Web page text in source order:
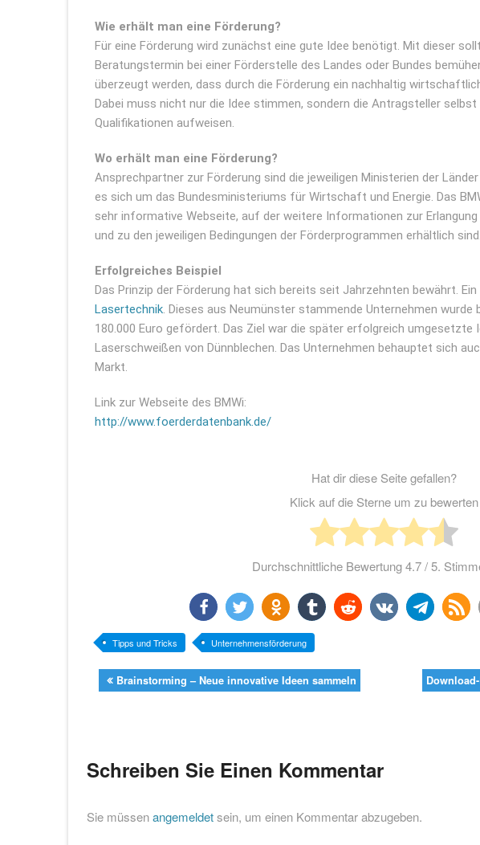
Wie erhält man eine Förderung?
Für eine Förderung wird zunächst eine gute Idee benötigt. Mit dieser
Beratungstermin bei einer Förderstelle des Landes oder Bundes
überzeugt werden, dass durch die Förderung ein nachhaltig
Dabei muss nicht nur die Idee stimmen, sondern die Antragsteller
Qualifikationen aufweisen.
Wo erhält man eine Förderung?
Ansprechpartner zur Förderung sind die jeweiligen Ministerien der
es sich um das Bundesministeriums für Wirtschaft und Energie. Das
sehr informative Webseite, auf der weitere Informationen zur
und zu den jeweiligen Bedingungen der Förderprogrammen erhältlich sind.
Erfolgreiches Beispiel
Das Prinzip der Förderung hat sich bereits seit Jahrzehnten bewährt.
Lasertechnik. Dieses aus Neumünster stammende Unternehmen wurde
180.000 Euro gefördert. Das Ziel war die später erfolgreich umgesetzte
Laserschweißen von Dünnblechen. Das Unternehmen behauptet sich
Markt.
Link zur Webseite des BMWi:
http://www.foerderdatenbank.de/
Hat dir diese Seite gefallen?
Klick auf die Sterne um zu bewerten
Durchschnittliche Bewertung4.7/ 5.
teilen twittern teilen teilen
Tipps und Tricks Unternehmensförderung
Brainstorming – Neue innovative Ideen sammeln
Schreiben Sie Einen Kommentar
Sie müssenangemeldetsein, um einen Kommentar abzugeben.